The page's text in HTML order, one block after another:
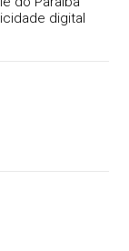
digital